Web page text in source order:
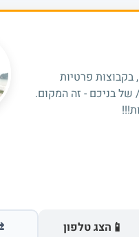
בקבוצות פרטיות
של בניכם - זה המקום.
📱 הצג טלפון